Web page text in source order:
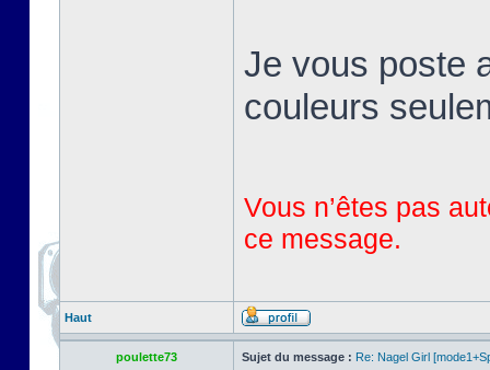
Je vous poste
couleurs
Vous n’êtes pas
ce message.
Haut
poulette73 Sujet du message : Re: Nagel Girl